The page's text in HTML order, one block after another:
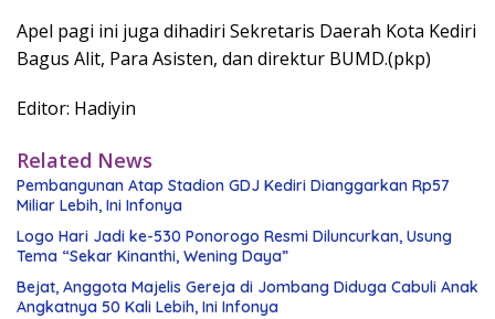
Apel pagi ini juga dihadiri Sekretaris Daerah Kota Kediri
Bagus Alit, Para Asisten, dan direktur BUMD.(pkp)
Editor: Hadiyin
Related News
Pembangunan Atap Stadion GDJ Kediri Dianggarkan Rp57
Miliar Lebih, Ini Infonya
Logo Hari Jadi ke-530 Ponorogo Resmi Diluncurkan, Usung
Tema “Sekar Kinanthi, Wening Daya”
Bejat, Anggota Majelis Gereja di Jombang Diduga Cabuli Anak
Angkatnya 50 Kali Lebih, Ini Infonya